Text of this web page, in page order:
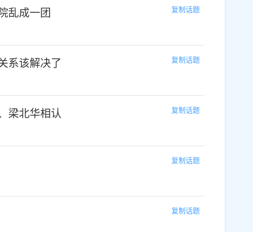
乱成一团
复制话题
系该解决了
复制话题
梁北华相认
复制话题
复制话题
复制话题